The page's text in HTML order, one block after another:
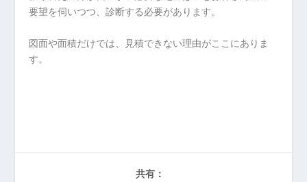
要望を伺いつつ、診断する必要があります。
図面や面積だけでは、見積できない理由がここにありま
す。
共有：